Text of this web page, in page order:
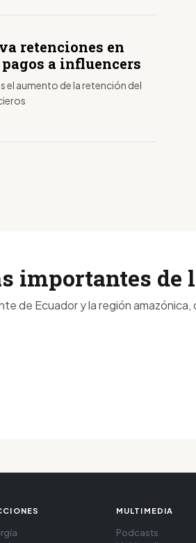
retenciones en
a influencers
el aumento de la retención del
importantes de
de Ecuador y la región
MULTIMEDIA
Podcasts